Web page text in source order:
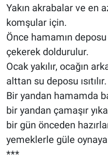
Yakın akrabalar ve en
komşular için.
Önce hamamın
çekerek doldurulur.
Ocak yakılır, ocağın
alttan su deposu ısıtılır.
Bir yandan hamamda
bir yandan çamaşır
bir gün önceden
yemeklerle güle
***